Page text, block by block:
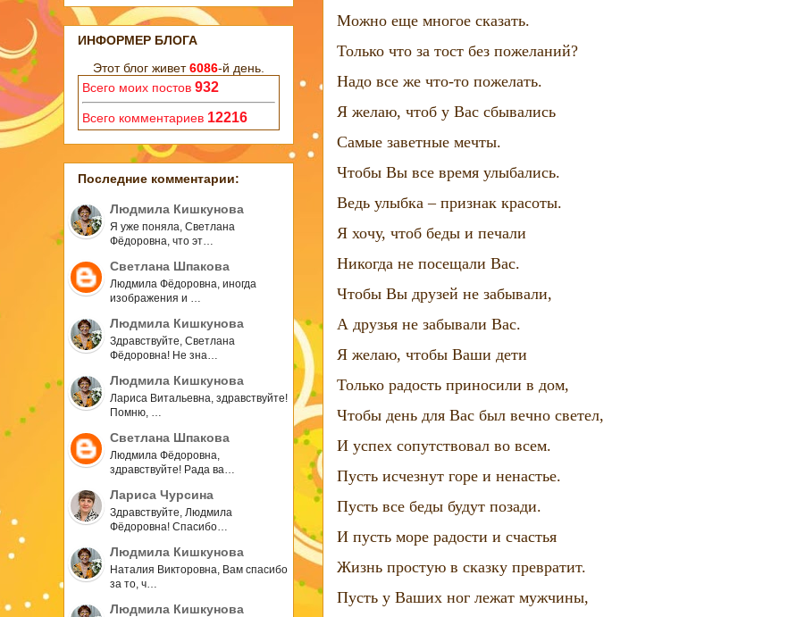
Можно еще многое сказать.
Только что за тост без пожеланий?
Надо все же что-то пожелать.
Я желаю, чтоб у Вас сбывались
Самые заветные мечты.
Чтобы Вы все время улыбались.
Ведь улыбка – признак красоты.
Я хочу, чтоб беды и печали
Никогда не посещали Вас.
Чтобы Вы друзей не забывали,
А друзья не забывали Вас.
Я желаю, чтобы Ваши дети
Только радость приносили в дом,
Чтобы день для Вас был вечно светел,
И успех сопутствовал во всем.
Пусть исчезнут горе и ненастье.
Пусть все беды будут позади.
И пусть море радости и счастья
Жизнь простую в сказку превратит.
Пусть у Ваших ног лежат мужчины,
ИНФОРМЕР БЛОГА
Этот блог живет6086-й день.
Всего моих постов 932
Всего комментариев 12216
Последние комментарии:
Людмила Кишкунова
Я уже поняла, Светлана
Фёдоровна, что эт…
Светлана Шпакова
Людмила Фёдоровна, иногда
изображения и …
Людмила Кишкунова
Здравствуйте, Светлана
Фёдоровна! Не зна…
Людмила Кишкунова
Лариса Витальевна, здравствуйте!
Помню, …
Светлана Шпакова
Людмила Фёдоровна,
здравствуйте! Рада ва…
Лариса Чурсина
Здравствуйте, Людмила
Фёдоровна! Спасибо…
Людмила Кишкунова
Наталия Викторовна, Вам спасибо
за то, ч…
Людмила Кишкунова